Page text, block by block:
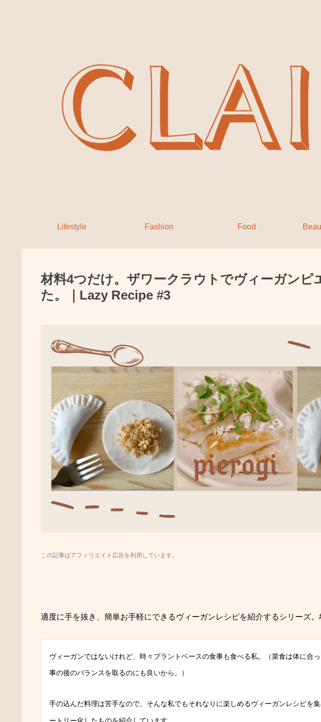
Lifestyle Fashion Food
材料4つだけ。ザワークラウトでヴィーガンピ
た。｜Lazy Recipe #3
この記事はアフィリエイト広告を利用しています。
適度に手を抜き、簡単お手軽にできるヴィーガンレシピを紹介するシリーズ。
ヴィーガンではないけれど、時々プラントベースの食事も食べる私。（菜食は体に合
事の後のバランスを取るのにも良いから。）
手の込んだ料理は苦手なので、そんな私でもそれなりに楽しめるヴィーガンレシピを
ートリー化したものを紹介しています。